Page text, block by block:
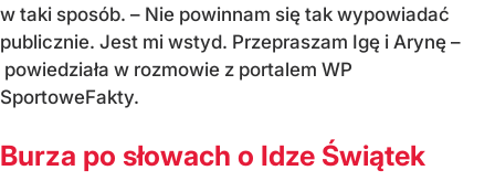
w taki sposób. – Nie powinnam się tak wypowiadać
publicznie. Jest mi wstyd. Przepraszam Igę i Arynę –
powiedziała w rozmowie z portalem WP
SportoweFakty.
Burza po słowach o Idze Świątek